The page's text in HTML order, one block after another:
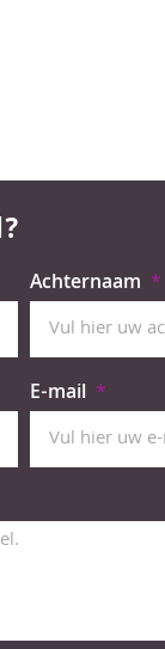
Achternaam
E-mail